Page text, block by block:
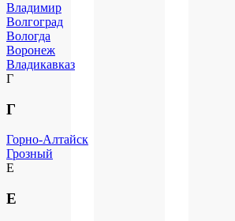
Владимир
Волгоград
Вологда
Воронеж
Владикавказ
Г
Г
Горно-Алтайск
Грозный
Е
Е